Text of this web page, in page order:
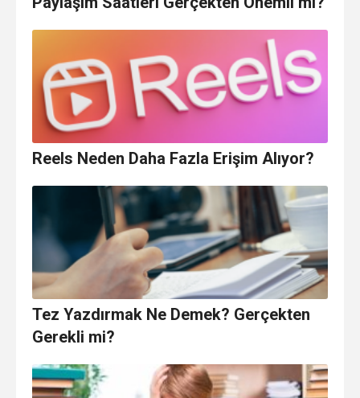
Reels Neden Daha Fazla Erişim Alıyor?
Tez Yazdırmak Ne Demek? Gerçekten
Gerekli mi?